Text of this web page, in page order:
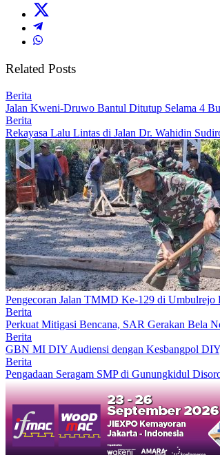
Related Posts
Berita
Jalan Kweni-Druwo Bantul Ditutup Selama 4
Berita
Rekayasa Lalu Lintas di Jalan Dr. Wahidin
Pengecoran Jalan TMMD Ke-129 di
Berita
Perkuat Mitigasi Bencana, SAR Gerakan Bela
Berita
GBN MI DIY Audiensi dengan Kesbangpol
Berita
Pengadaan Seragam SMP di Gunungkidul